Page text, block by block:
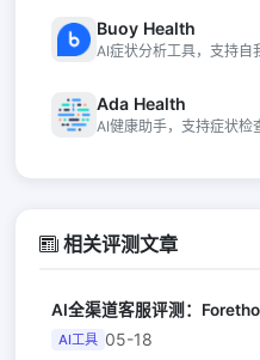
Buoy Health
AI症状分析工具，支持自
Ada Health
AI健康助手，支持症状检
相关评测文章
AI工具 05-18